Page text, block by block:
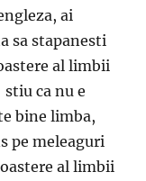
ai
sa stapanesti
al limbii
ca nu e
bine limba,
pe meleaguri
al limbii